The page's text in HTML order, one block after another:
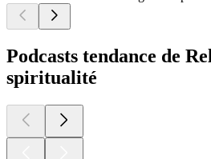
Podcasts tendance de
spiritualité